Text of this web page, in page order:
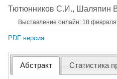
Тютюнников С.И., Шаляпин
Выставление онлайн: 18 февраля
PDF версия
Абстракт Статистика